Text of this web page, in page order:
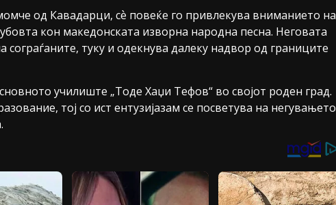
од Кавадарци, сѐ повеќе го привлекува вниманието на
кон македонската изворна народна песна. Неговата
сограѓаните, туку и одекнува далеку надвор од границите
училиште „Тоде Хаџи Тефов“ во својот роден град.
тој со ист ентузијазам се посветува на негувaњето